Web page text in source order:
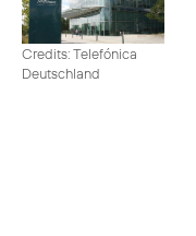
Credits: Telefónica
Deutschland